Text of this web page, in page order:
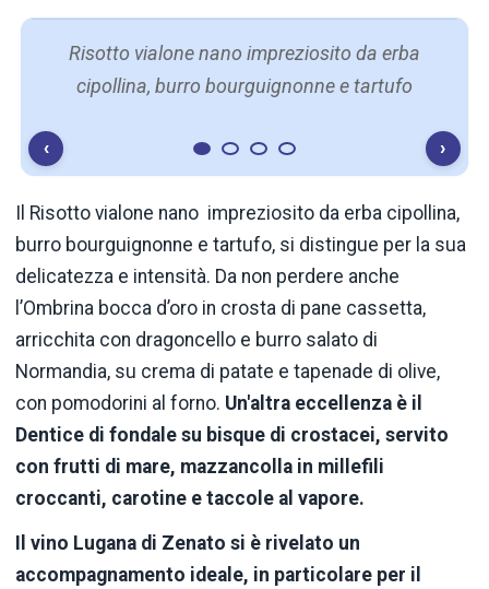
Risotto vialone nano impreziosito da erba
cipollina, burro bourguignonne e tartufo
‹ ›
Il Risotto vialone nano impreziosito da erba cipollina,
burro bourguignonne e tartufo, si distingue per la sua
delicatezza e intensità. Da non perdere anche
l’Ombrina bocca d’oro in crosta di pane cassetta,
arricchita con dragoncello e burro salato di
Normandia, su crema di patate e tapenade di olive,
con pomodorini al forno. Un'altra eccellenza è il
Dentice di fondale su bisque di crostacei, servito
con frutti di mare, mazzancolla in millefili
croccanti, carotine e taccole al vapore.
Il vino Lugana di Zenato si è rivelato un
accompagnamento ideale, in particolare per il